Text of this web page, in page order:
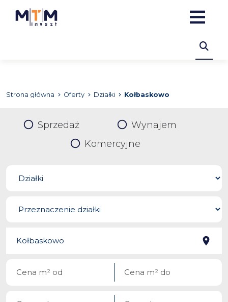
Strona główna Oferty Działki Kołbaskowo
Sprzedaż
Wynajem
Komercyjne